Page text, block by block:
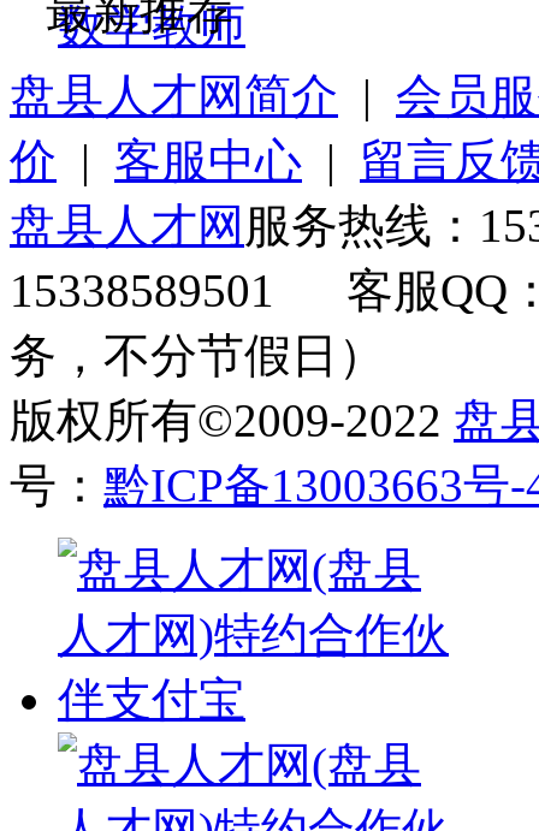
数学教师
最新推荐
盘县人才网简介 | 会员
价 | 客服中心 | 留言反
盘县人才网 服务热线：
15338589501 客服QQ
务，不分节假日）
版权所有©2009-2022 盘
号： 黔ICP备13003663号-